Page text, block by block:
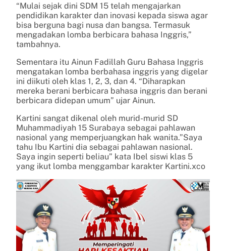
“Mulai sejak dini SDM 15 telah mengajarkan
pendidikan karakter dan inovasi kepada siswa agar
bisa berguna bagi nusa dan bangsa. Termasuk
mengadakan lomba berbicara bahasa Inggris,”
tambahnya.
Sementara itu Ainun Fadillah Guru Bahasa Inggris
mengatakan lomba berbahasa inggris yang digelar
ini diikuti oleh klas 1, 2, 3, dan 4. “Diharapkan
mereka berani berbicara bahasa inggris dan berani
berbicara didepan umum” ujar Ainun.
Kartini sangat dikenal oleh murid-murid SD
Muhammadiyah 15 Surabaya sebagai pahlawan
nasional yang memperjuangkan hak wanita.”Saya
tahu Ibu Kartini dia sebagai pahlawan nasional.
Saya ingin seperti beliau” kata Ibel siswi klas 5
yang ikut lomba menggambar karakter Kartini.xco